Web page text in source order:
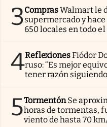
3ComprasWalmart le
supermercado y
650 locales en todo
4ReflexionesFiódor
ruso: “Es mejor
tener razón
5TormentónSe
horas de tormentas,
viento de hasta 70